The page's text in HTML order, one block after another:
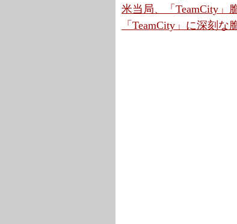
米当局、「TeamCity」
「TeamCity」に深刻